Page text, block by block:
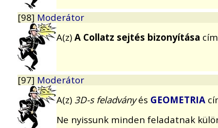
[98] Moderátor
A(z) A Collatz sejtés bizonyítása
[97] Moderátor
A(z) 3D-s feladványés GEOMETRIA
Ne nyissunk minden feladatnak